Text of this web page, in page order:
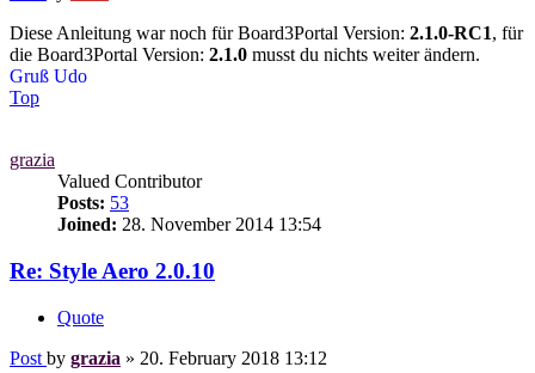
Diese Anleitung war noch für Board3Portal Version: 2.1.0-RC1, für
die Board3Portal Version: 2.1.0 musst du nichts weiter ändern.
Gruß Udo
Top
grazia
Valued Contributor
Posts: 53
Joined: 28. November 2014 13:54
Re: Style Aero 2.0.10
Quote
Post by grazia » 20. February 2018 13:12